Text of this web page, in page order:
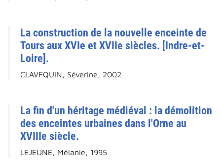
La construction de la nouvelle enceinte de
Tours aux XVIe et XVIIe siècles. [Indre-et-
Loire].
CLAVEQUIN, Séverine, 2002
La fin d'un héritage médiéval : la démolition
des enceintes urbaines dans l'Orne au
XVIIIe siècle.
LEJEUNE, Mélanie, 1995